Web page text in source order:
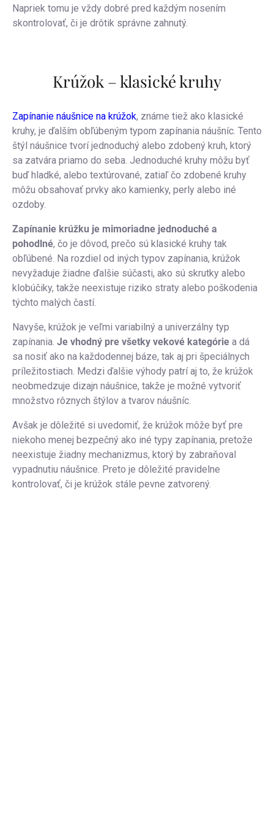
Napriek tomu je vždy dobré pred každým nosením
skontrolovať, či je drôtik správne zahnutý.
Krúžok – klasické kruhy
Zapínanie náušnice na krúžok, známe tiež ako klasické
kruhy, je ďalším obľúbeným typom zapínania náušníc. Tento
štýl náušnice tvorí jednoduchý alebo zdobený kruh, ktorý
sa zatvára priamo do seba. Jednoduché kruhy môžu byť
buď hladké, alebo textúrované, zatiaľ čo zdobené kruhy
môžu obsahovať prvky ako kamienky, perly alebo iné
ozdoby.
Zapínanie krúžku je mimoriadne jednoduché a
pohodlné, čo je dôvod, prečo sú klasické kruhy tak
obľúbené. Na rozdiel od iných typov zapínania, krúžok
nevyžaduje žiadne ďalšie súčasti, ako sú skrutky alebo
klobúčiky, takže neexistuje riziko straty alebo poškodenia
týchto malých častí.
Navyše, krúžok je veľmi variabilný a univerzálny typ
zapínania. Je vhodný pre všetky vekové kategórie a dá
sa nosiť ako na každodennej báze, tak aj pri špeciálnych
príležitostiach. Medzi ďalšie výhody patrí aj to, že krúžok
neobmedzuje dizajn náušnice, takže je možné vytvoriť
množstvo rôznych štýlov a tvarov náušníc.
Avšak je dôležité si uvedomiť, že krúžok môže byť pre
niekoho menej bezpečný ako iné typy zapínania, pretože
neexistuje žiadny mechanizmus, ktorý by zabraňoval
vypadnutiu náušnice. Preto je dôležité pravidelne
kontrolovať, či je krúžok stále pevne zatvorený.